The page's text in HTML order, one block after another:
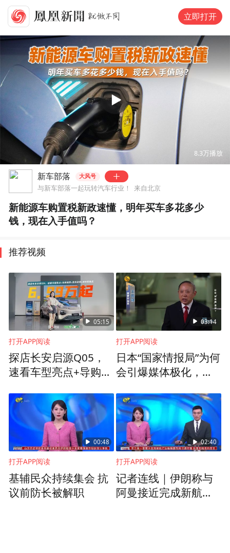
立即打开
01:58
8.3万播放
新车部落 大风号
与新车部落一起玩转汽车行业！ 来自北京
新能源车购置税新政速懂，明年买车多花多少
钱，现在入手值吗？
推荐视频
05:15
打开APP阅读
探店长安启源Q05，
速看车型亮点+导购推
缺点
03:14
打开APP阅读
日本“国家情报局”为何
会引爆媒体极化，成
志性战场？
00:48
打开APP阅读
基辅民众持续集会 抗
议前防长被解职
02:40
打开APP阅读
记者连线｜伊朗称与
阿曼接近完成新航线